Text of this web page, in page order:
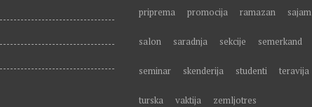
priprema promocija ramazan sajam
salon saradnja sekcije semerkand
seminar skenderija studenti teravija
turska vaktija zemljotres